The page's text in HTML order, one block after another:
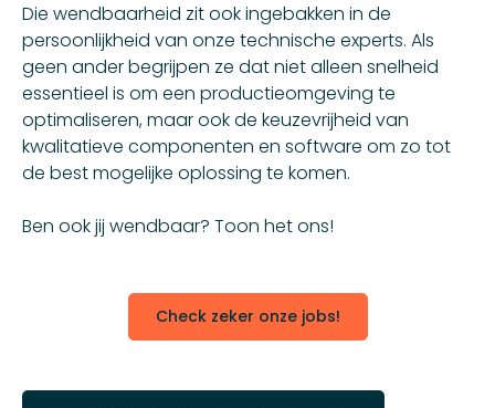
Die wendbaarheid zit ook ingebakken in de
persoonlijkheid van onze technische experts. Als
geen ander begrijpen ze dat niet alleen snelheid
essentieel is om een productieomgeving te
optimaliseren, maar ook de keuzevrijheid van
kwalitatieve componenten en software om zo tot
de best mogelijke oplossing te komen.
Ben ook jij wendbaar? Toon het ons!
Check zeker onze jobs!